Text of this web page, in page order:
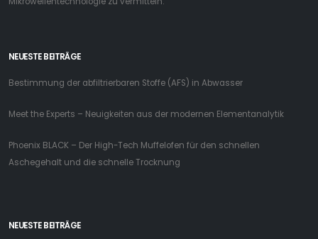
NEUESTE BEITRÄGE
Bestimmung der abfiltrierbaren Stoffe (AFS) in Abwasser
Meet the Experts – Neuigkeiten aus der modernen Elementanalytik
Phoenix BLACK – Der High-Tech Muffelofen für den schnellen
Aschegehalt und die schnelle Trocknung
NEUESTE BEITRÄGE